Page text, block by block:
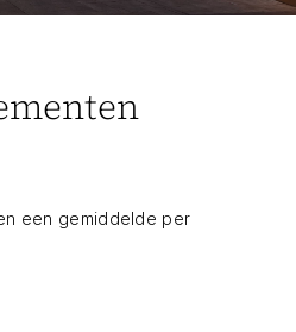
een gemiddelde per